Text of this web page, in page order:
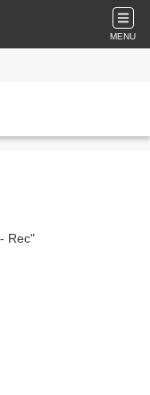
MENU